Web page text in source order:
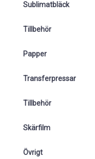
Sublimatbläck
Tillbehör
Papper
Transferpressar
Tillbehör
Skärfilm
Övrigt